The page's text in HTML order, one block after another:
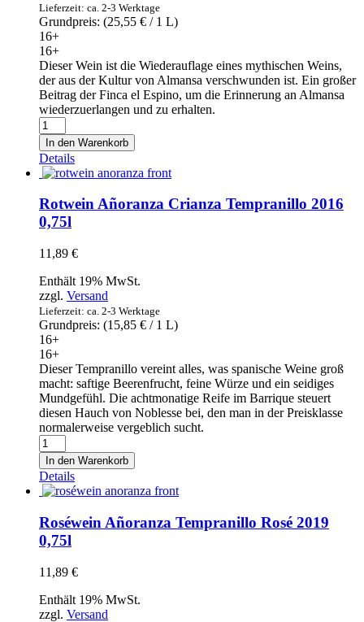
Lieferzeit: ca. 2-3 Werktage
Grundpreis: (25,55 € / 1 L)
16+
16+
Dieser Wein ist die Wiederauflage eines mythischen Weins,
der aus der Kultur von Almansa verschwunden ist. Ein großer
Beitrag der Finca el Espino, um die Erinnerung an Almansa
wiederzuerlangen und zu erhalten.
Rotwein
Batalla
de
Almansa
2017
0,75l
Menge
In den Warenkorb
Details
Rotwein Añoranza Crianza Tempranillo 2016
0,75l
11,89 €
Enthält 19% MwSt.
zzgl. Versand
Lieferzeit: ca. 2-3 Werktage
Grundpreis: (15,85 € / 1 L)
16+
16+
Dieser Tempranillo vereint alles, was spanische Weine groß
macht: saftige Beerenfrucht, feine Würze und ein seidiges
Mundgefühl. Die achtmonatige Reife im Barrique steuert
diesen Hauch von Noblesse bei, den man in der Preisklasse
normalerweise vergeblich sucht.
Rotwein
Añoranza
Crianza
Tempranillo
2016
0,75l
Menge
In den Warenkorb
Details
Roséwein Añoranza Tempranillo Rosé 2019
0,75l
11,89 €
Enthält 19% MwSt.
zzgl. Versand